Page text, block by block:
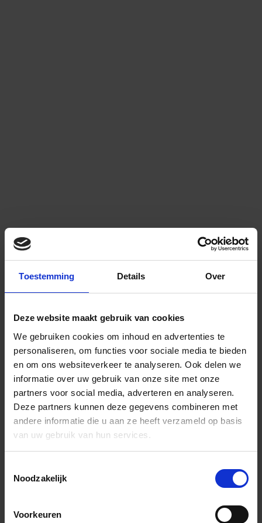
Toestemming Details Over
Deze website maakt gebruik van cookies
We gebruiken cookies om inhoud en advertenties te
personaliseren, om functies voor sociale media te bieden
en om ons websiteverkeer te analyseren. Ook delen we
informatie over uw gebruik van onze site met onze
partners voor social media, adverteren en analyseren.
Deze partners kunnen deze gegevens combineren met
andere informatie die u aan ze heeft verzameld op basis
van uw gebruik van hun services.
Noodzakelijk
Voorkeuren